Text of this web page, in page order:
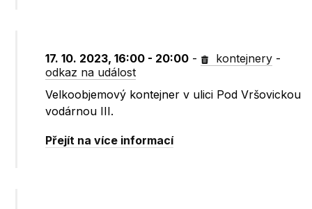
17. 10. 2023, 16:00 - 20:00 - kontejnery -
odkaz na událost
Velkoobjemový kontejner v ulici Pod Vršovickou
vodárnou III.
Přejít na více informací